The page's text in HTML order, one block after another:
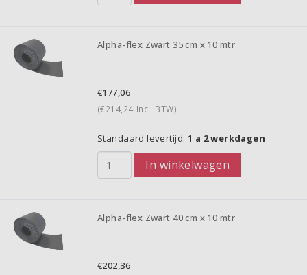
Alpha-flex Zwart 35 cm x 10 mtr
€177,06
(€214,24 Incl. BTW)
Standaard levertijd: 1 a 2 werkdagen
In winkelwagen
Alpha-flex Zwart 40 cm x 10 mtr
€202,36